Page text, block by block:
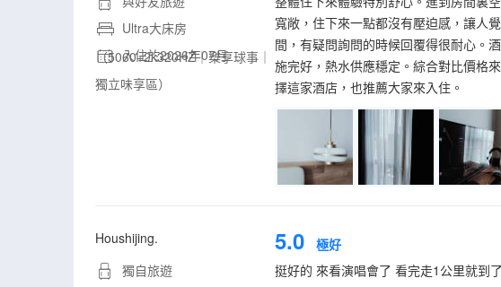
Ultra大床房
（5060+2k320HZ｜樂享球事｜
獨立味享區）
入住於2026年07月
寬敞，住下來一點都沒有壓迫感，讓人
間，有疑問詢問的時候回覆得很耐心。
施完好，熱水供應穩定。綜合對比價格
擇這家酒店，也推薦大家來入住。
Houshijing.
獨自旅遊
5.0 極好
挺好的 來看演唱會了 看完走1公里就到